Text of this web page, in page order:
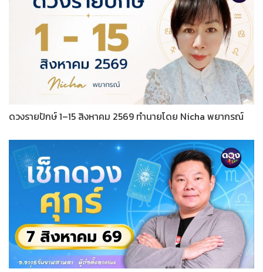
ดวงรายปักษ์ 1–15 สิงหาคม 2569 ทำนายโดย Nicha พยากรณ์